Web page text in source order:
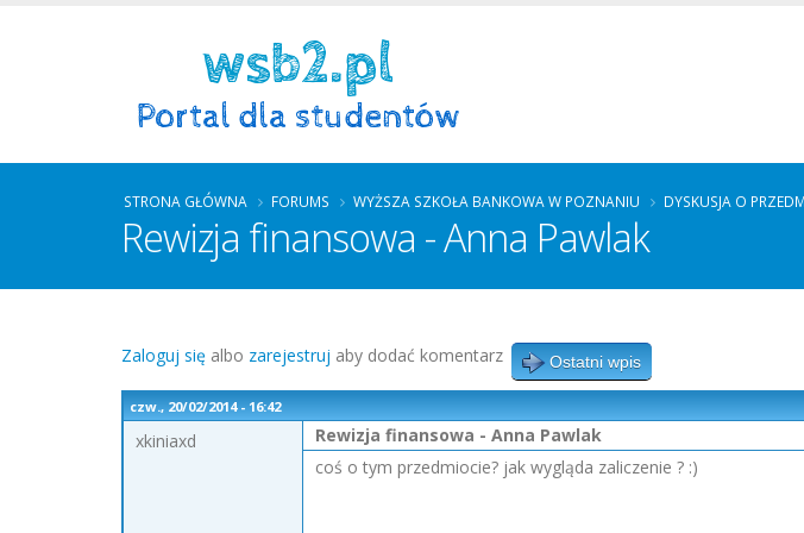
STRONA GŁÓWNA FORUMS WYŻSZA SZKOŁA BANKOWA W POZNANIU DYSKUSJA O
Rewizja finansowa - Anna Pawlak
Zaloguj się albo zarejestruj aby dodać komentarz Ostatni wpis
czw., 20/02/2014 - 16:42
xkiniaxd
Rewizja finansowa - Anna Pawlak
coś o tym przedmiocie? jak wygląda zaliczenie ? :)